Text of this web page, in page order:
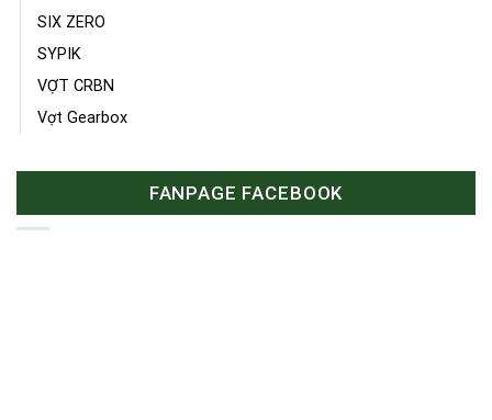
SIX ZERO
SYPIK
VỢT CRBN
Vợt Gearbox
FANPAGE FACEBOOK